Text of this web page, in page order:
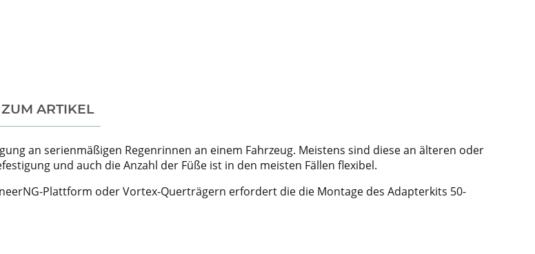
ARTIKEL
an serienmäßigen Regenrinnen an einem Fahrzeug. Meistens sind diese an älteren oder
und auch die Anzahl der Füße ist in den meisten Fällen flexibel.
Plattform oder Vortex-Querträgern erfordert die die Montage des Adapterkits 50-